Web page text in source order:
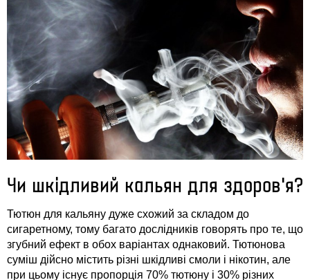
Бренди
Покупцеві
Статті
Контакти
Вхід /
Реєстрація
Чи шкідливий кальян для здоров'я?
Тютюн для кальяну дуже схожий за складом до
сигаретному, тому багато дослідників говорять про те, що
згубний ефект в обох варіантах однаковий. Тютюнова
суміш дійсно містить різні шкідливі смоли і нікотин, але
при цьому існує пропорція 70% тютюну і 30% різних